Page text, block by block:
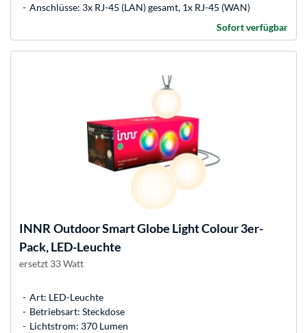
Anschlüsse: 3x RJ-45 (LAN) gesamt, 1x RJ-45 (WAN)
Sofort verfügbar
INNR Outdoor Smart Globe Light Colour 3er-
Pack, LED-Leuchte
ersetzt 33 Watt
Art: LED-Leuchte
Betriebsart: Steckdose
Lichtstrom: 370 Lumen